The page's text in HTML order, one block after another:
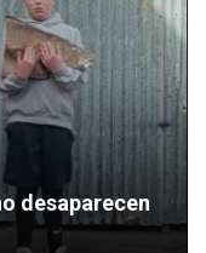
desaparecen